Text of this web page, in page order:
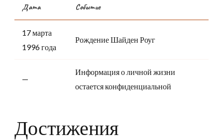
Дата Событие
17 марта
1996 года
Рождение Шайден Роуг
—
Информация о личной жизни
остается конфиденциальной
Достижения